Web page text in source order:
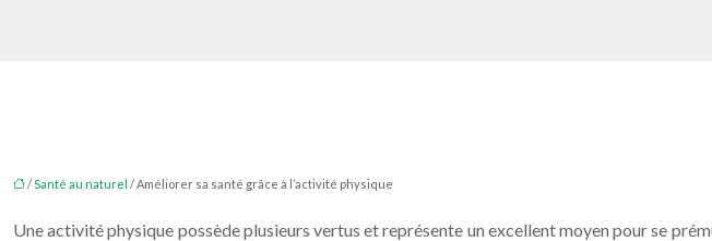
/Santé au naturel / Améliorer sa santé grâce à l’activité physique
Une activité physique possède plusieurs vertus et représente un excellent moyen pour se